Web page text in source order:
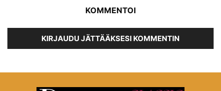
KOMMENTOI
KIRJAUDU JÄTTÄÄKSESI KOMMENTIN